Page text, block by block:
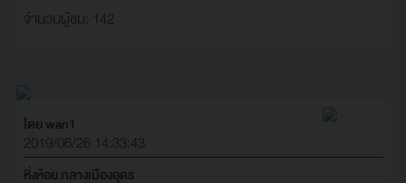
จำนวนผู้ชม: 142
โดย wan1
2019/06/26 14:33:43
หิ่งห้อย กลางเมืองอุดร